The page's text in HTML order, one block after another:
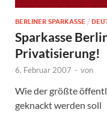
BERLINER SPARKASSE /
Sparkasse
Privatisierung!
6. Februar 2007 - von
Wie der größte
geknackt werden soll